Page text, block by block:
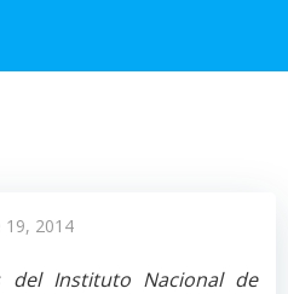
19, 2014
del Instituto Nacional de